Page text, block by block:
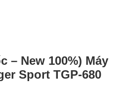
– New 100%) Máy
Sport TGP-680